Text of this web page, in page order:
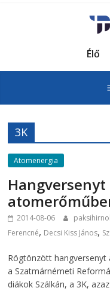
honlapja
Élő
3K
Atomenergia
Hangversenyt
2014-08-06
Ferencné, Decsi Kiss János,
Rögtönzött
a Szatmárnémeti
diákok Szálkán, a 3K,